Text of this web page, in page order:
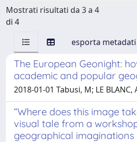
Mostrati risultati da 3 a 4
di 4
esporta metadati
The European Geonight:
academic and popular
2018-01-01 Tabusi, M; LE BLANC,
“Where does this image
visual tale from a
geographical imaginations